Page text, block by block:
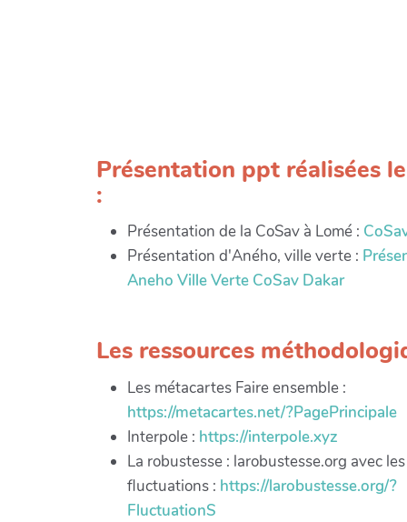
Présentation ppt réalisées
:
Présentation de la CoSav à Lomé :
Présentation d'Aného, ville verte :
Aneho Ville Verte CoSav Dakar
Les ressources
Les métacartes Faire ensemble :
https://metacartes.net/?PagePrincipale
Interpole : https://interpole.xyz
La robustesse : larobustesse.org avec
fluctuations : https://larobustesse.org/?
FluctuationS